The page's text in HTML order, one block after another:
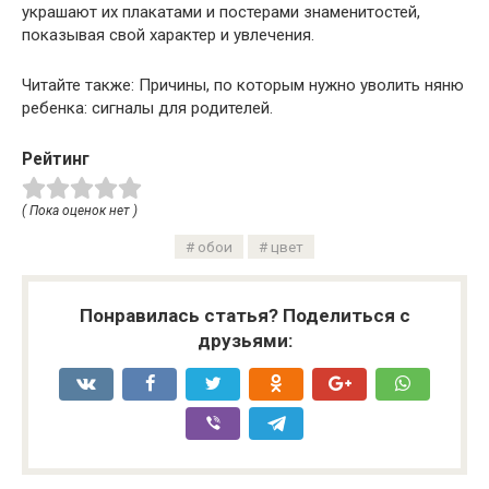
украшают их плакатами и постерами знаменитостей,
показывая свой характер и увлечения.
Читайте также: Причины, по которым нужно уволить няню
ребенка: сигналы для родителей.
Рейтинг
( Пока оценок нет )
обои цвет
Понравилась статья? Поделиться с
друзьями: